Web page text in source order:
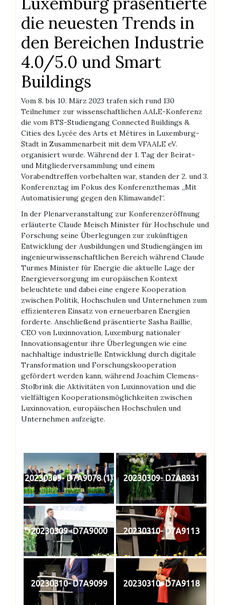
die neuesten Trends in
den Bereichen Industrie
4.0/5.0 und Smart
Buildings
Vom 8. bis 10. März 2023 trafen sich rund 130
Teilnehmer zur wissenschaftlichen AALE-Konferenz
die vom BTS-Studiengang Connected Buildings &
Cities des Lycée des Arts et Métires in Luxemburg-
Stadt in Zusammenarbeit mit dem VFAALE eV.
organisiert wurde. Während der 1. Tag der Beirat-
und Mitgliederversammlung und einem
Vorabendtreffen vorbehalten war, standen der 2. und 3.
Konferenztag im Fokus des Konferenzthemas „Mit
Automatisierung gegen den Klimawandel“.
In der Plenarveranstaltung zur Konferenzeröffnung
erläuterte Claude Meisch Minister für Hochschule und
Forschung seine Überlegungen zur zukünftigen
Entwicklung der Ausbildungen und Studiengängen im
ingenieurwissenschaftlichen Bereich während Claude
Turmes Minister für Energie die aktuelle Lage der
Energieversorgung im europäischen Kontext
beleuchtete und dabei eine engere Kooperation
zwischen Politik, Hochschulen und Unternehmen zum
effizienteren Einsatz von erneuerbaren Energien
forderte. Anschließend präsentierte Sasha Baillie,
CEO von Luxinnovation, Luxemburg nationaler
Innovationsagentur ihre Überlegungen wie eine
nachhaltige industrielle Entwicklung durch digitale
Transformation und Forschungskooperation
gefördert werden kann, während Joachim Clemens-
Stolbrink die Aktivitäten von Luxinnovation und die
vielfältigen Kooperationsmöglichkeiten zwischen
Luxinnovation, europäischen Hochschulen und
Unternehmen aufzeigte.
20230309- D7A9078 (1) 20230309- D7A8931
20230309- D7A9000 20230310- D7A9113
20230310- D7A9099 20230310- D7A9118